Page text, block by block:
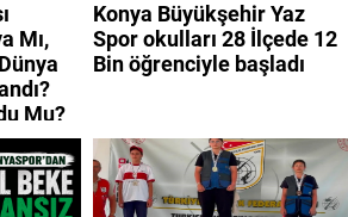
Mı,
Mu?
Konya Büyükşehir Yaz
Spor okulları 28 İlçede 12
Bin öğrenciyle başladı